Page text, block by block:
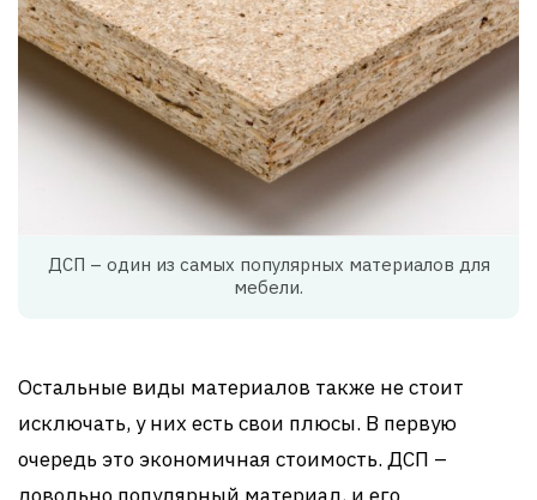
ДСП – один из самых популярных материалов для
мебели.
Остальные виды материалов также не стоит
исключать, у них есть свои плюсы. В первую
очередь это экономичная стоимость. ДСП –